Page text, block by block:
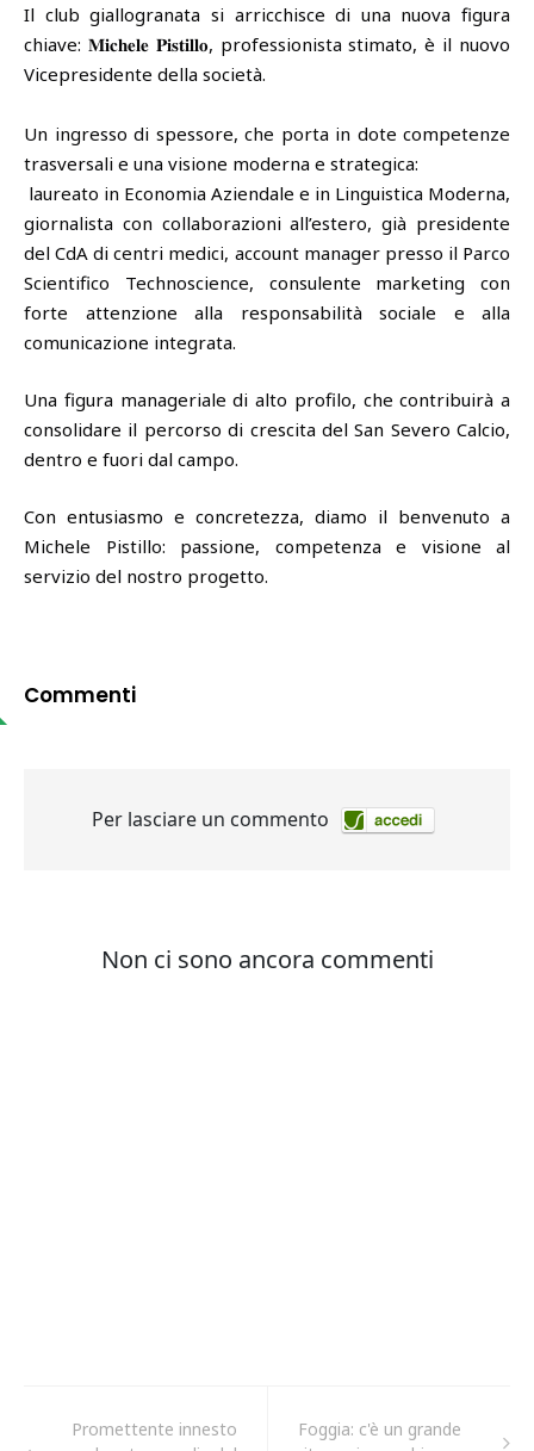
Il club giallogranata si arricchisce di una nuova figura
chiave: 𝐌𝐢𝐜𝐡𝐞𝐥𝐞 𝐏𝐢𝐬𝐭𝐢𝐥𝐥𝐨, professionista stimato, è il nuovo
Vicepresidente della società.
Un ingresso di spessore, che porta in dote competenze
trasversali e una visione moderna e strategica:
laureato in Economia Aziendale e in Linguistica Moderna,
giornalista con collaborazioni all’estero, già presidente
del CdA di centri medici, account manager presso il Parco
Scientifico Technoscience, consulente marketing con
forte attenzione alla responsabilità sociale e alla
comunicazione integrata.
Una figura manageriale di alto profilo, che contribuirà a
consolidare il percorso di crescita del San Severo Calcio,
dentro e fuori dal campo.
Con entusiasmo e concretezza, diamo il benvenuto a
Michele Pistillo: passione, competenza e visione al
servizio del nostro progetto.
Commenti
Promettente innesto
Foggia: c'è un grande